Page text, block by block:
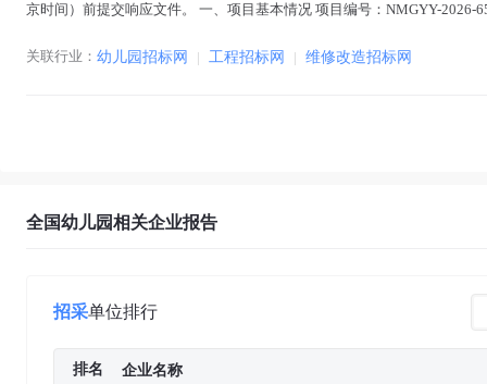
京时间）前提交响应文件。 一、项目基本情况 项目编号：NMGYY-2026-
关联行业： 幼儿园招标网 | 工程招标网 | 维修改造招标网
全国幼儿园相关企业报告
招采单位排行
排名 企业名称